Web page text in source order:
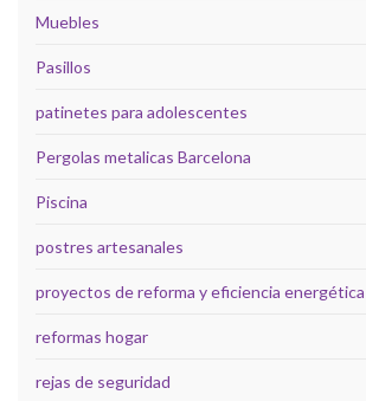
Muebles
Pasillos
patinetes para adolescentes
Pergolas metalicas Barcelona
Piscina
postres artesanales
proyectos de reforma y eficiencia energética
reformas hogar
rejas de seguridad